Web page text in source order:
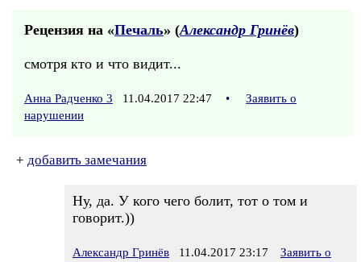
Рецензия на «Печаль» (Александр Гринёв)
смотря кто и что видит...
Анна Радченко 3 11.04.2017 22:47 •
Заявить о
нарушении
+ добавить замечания
Ну, да. У кого чего болит, тот о том и
говорит.))
Александр Гринёв 11.04.2017 23:17
Заявить о